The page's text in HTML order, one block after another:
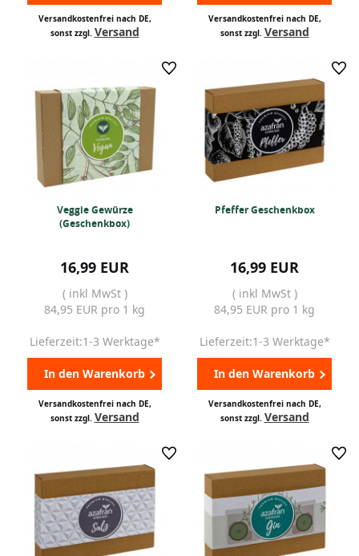
Versandkostenfrei nach DE,
sonst zzgl. Versand
Versandkostenfrei nach DE,
sonst zzgl. Versand
Veggie Gewürze
(Geschenkbox)
16,99 EUR
( inkl MwSt )
84,95 EUR pro 1 kg
Lieferzeit:1-3 Werktage*
In den Warenkorb
Versandkostenfrei nach DE,
sonst zzgl. Versand
Pfeffer Geschenkbox
16,99 EUR
( inkl MwSt )
84,95 EUR pro 1 kg
Lieferzeit:1-3 Werktage*
In den Warenkorb
Versandkostenfrei nach DE,
sonst zzgl. Versand